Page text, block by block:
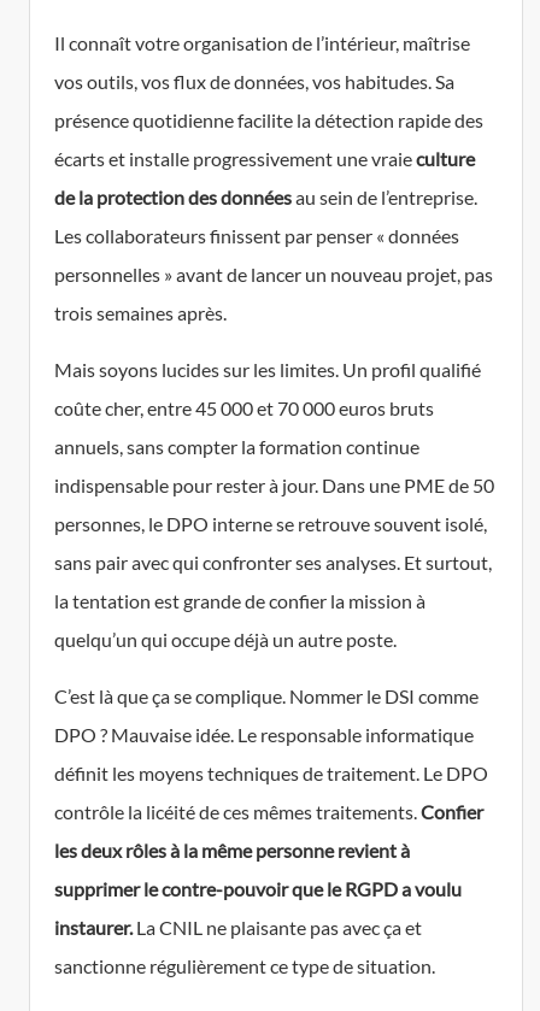
Il connaît votre organisation de l’intérieur, maîtrise
vos outils, vos flux de données, vos habitudes. Sa
présence quotidienne facilite la détection rapide des
écarts et installe progressivement une vraieculture
de la protection des donnéesau sein de l’entreprise.
Les collaborateurs finissent par penser « données
personnelles » avant de lancer un nouveau projet, pas
trois semaines après.
Mais soyons lucides sur les limites. Un profil qualifié
coûte cher, entre 45 000 et 70 000 euros bruts
annuels, sans compter la formation continue
indispensable pour rester à jour. Dans une PME de 50
personnes, le DPO interne se retrouve souvent isolé,
sans pair avec qui confronter ses analyses. Et surtout,
la tentation est grande de confier la mission à
quelqu’un qui occupe déjà un autre poste.
C’est là que ça se complique. Nommer le DSI comme
DPO ? Mauvaise idée. Le responsable informatique
définit les moyens techniques de traitement. Le DPO
contrôle la licéité de ces mêmes traitements.Confier
les deux rôles à la même personne revient à
supprimer le contre-pouvoir que le RGPD a voulu
instaurer.La CNIL ne plaisante pas avec ça et
sanctionne régulièrement ce type de situation.